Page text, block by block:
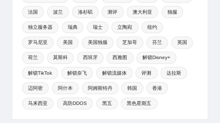
法国 波兰 洛杉矶 测评 澳大利亚 独服
独立服务器 瑞典 瑞士 立陶宛 纽约
罗马尼亚 美国 美国独服 芝加哥 芬兰 英国
荷兰 莫斯科 西班牙 西雅图 解锁Disney+
解锁TikTok 解锁奈飞 解锁流媒体 评测 达拉斯
迈阿密 阿什本 阿姆斯特丹 韩国 香港
马来西亚 高防DDOS 黑五 黑色星期五